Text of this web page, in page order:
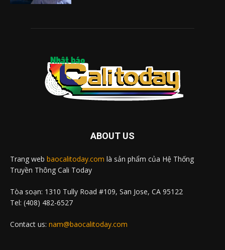
ABOUT US
Trang web baocalitoday.com là sản phẩm của Hệ Thống
Truyền Thông Cali Today
Tòa soạn: 1310 Tully Road #109, San Jose, CA 95122
Tel: (408) 482-6527
Contact us: nam@baocalitoday.com